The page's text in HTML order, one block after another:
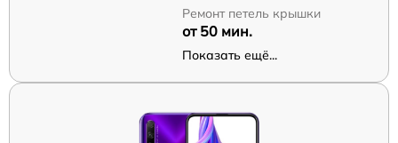
Ремонт петель крышки
от 50 мин.
Показать ещё...